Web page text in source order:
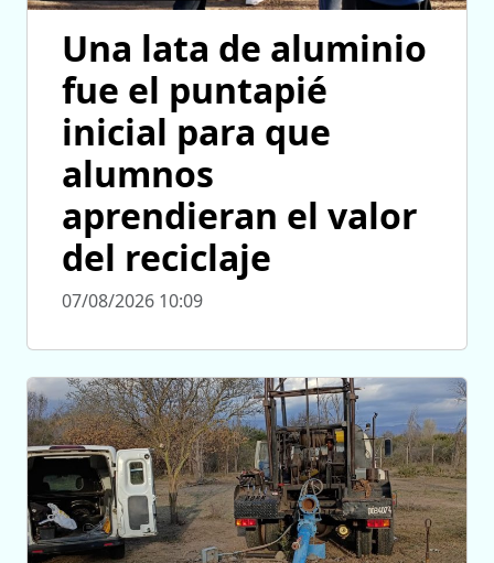
Una lata de aluminio
fue el puntapié
inicial para que
alumnos
aprendieran el valor
del reciclaje
07/08/2026 10:09